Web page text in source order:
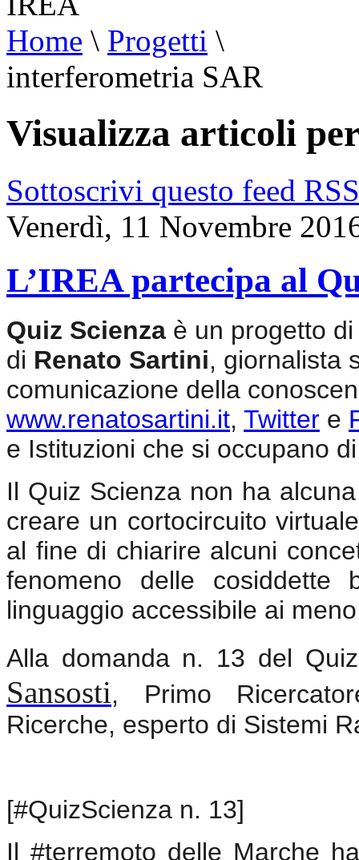
Home \ Progetti \
interferometria SAR
Visualizza articoli
Sottoscrivi questo feed RSS
Venerdì, 11 Novembre
L’IREA partecipa al
Quiz Scienza è un progetto
di Renato Sartini, giornalista
comunicazione della
www.renatosartini.it, Twitter e
e Istituzioni che si occupano
Il Quiz Scienza non ha
creare un cortocircuito
al fine di chiarire alcuni
fenomeno delle
linguaggio accessibile ai
Alla domanda n. 13 del
Sansosti, Primo
Ricerche, esperto di Sistemi
[#QuizScienza n. 13]
Il #terremoto delle Marche